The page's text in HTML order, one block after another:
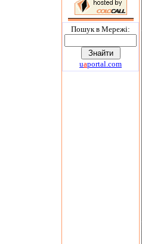
Пошук в Мережi:
uaportal.com